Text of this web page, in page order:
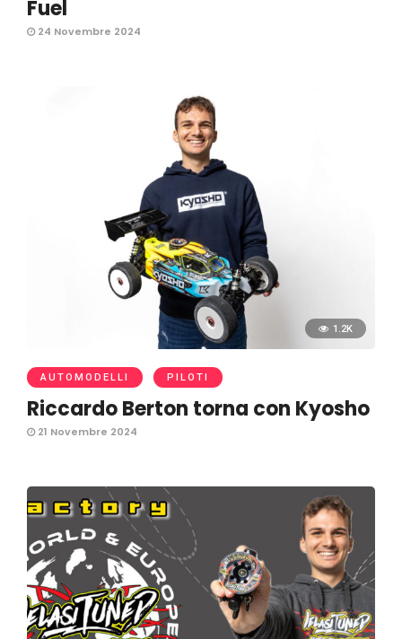
Fuel
24 Novembre 2024
1.2K
AUTOMODELLI PILOTI
Riccardo Berton torna con Kyosho
21 Novembre 2024